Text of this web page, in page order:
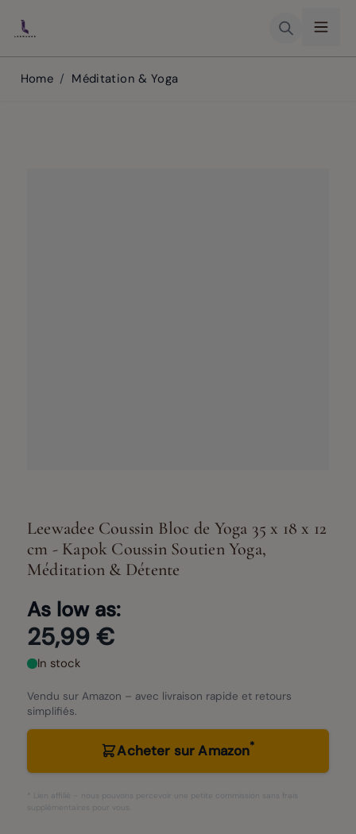
Home / Méditation & Yoga
Leewadee Coussin Bloc de Yoga 35 x 18 x 12
cm - Kapok Coussin Soutien Yoga,
Méditation & Détente
As low as:
25,99 €
In stock
Vendu sur Amazon – avec livraison rapide et retours
simplifiés.
Acheter sur Amazon*
* Lien affilié – nous pouvons percevoir une petite commission sans frais
supplémentaires pour vous.